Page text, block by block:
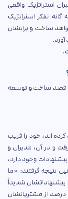
استراتژیک واقعی
تفکر استراتژیک
ساخت و برایشان
قصد ساخت و توسعه
اند، خود را فریب
و در آن، مدیران و
وجود دارد،
نتیجه گرفتند: «ما
که پیشنهاداتشان شدیداً
متمایز است و این در حالی است که تنها در حدود ۸ درصد از مشتریانشان